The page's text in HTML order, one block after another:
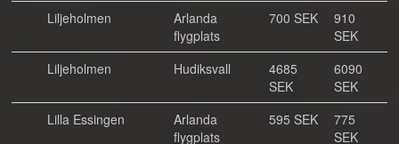
Liljeholmen
Arlanda
flygplats
700 SEK
910
SEK
Liljeholmen
Hudiksvall
4685
SEK
6090
SEK
Lilla Essingen
Arlanda
flygplats
595 SEK
775
SEK